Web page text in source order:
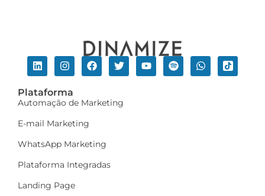
Plataforma
Automação de Marketing
E-mail Marketing
WhatsApp Marketing
Plataforma Integradas
Landing Page